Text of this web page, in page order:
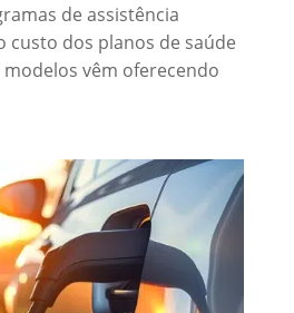
de assistência
custo dos planos de saúde
vêm oferecendo